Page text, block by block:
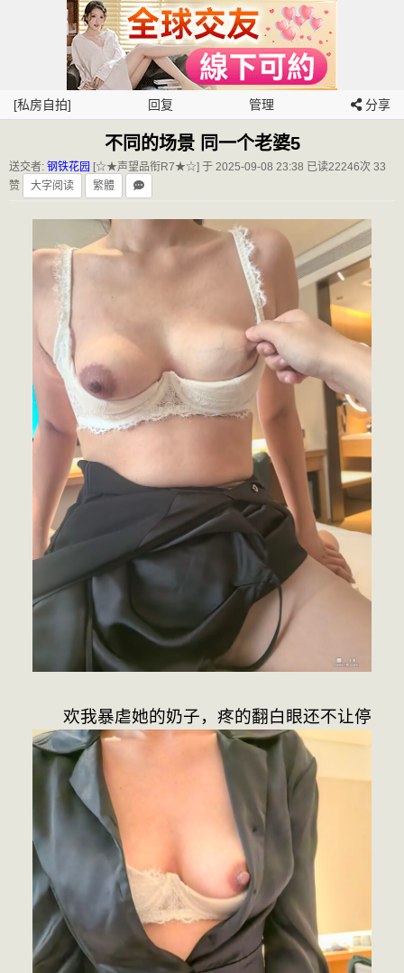
[私房自拍] 回复 管理 分享
不同的场景 同一个老婆5
送交者: 钢铁花园 [☆★声望品衔R7★☆] 于 2025-09-08 23:38 已读22246次 33
赞
大字阅读 繁體
欢我暴虐她的奶子，疼的翻白眼还不让停